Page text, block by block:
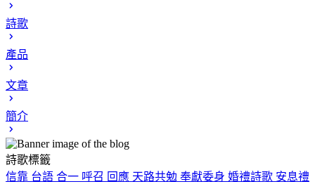
詩歌
產品
文章
簡介
詩歌標籤
信靠 台語 合一 呼召 回應 天路共勉 奉獻委身 婚禮詩歌 安息禮